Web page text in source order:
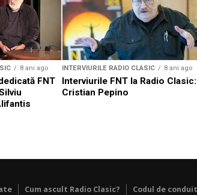
8 ani ago
FNT
INTERVIURILE RADIO CLASIC 8 ani ago
Interviurile FNT la Radio Clasic:
Cristian Pepino
Cum ascult Radio Clasic? Codul de